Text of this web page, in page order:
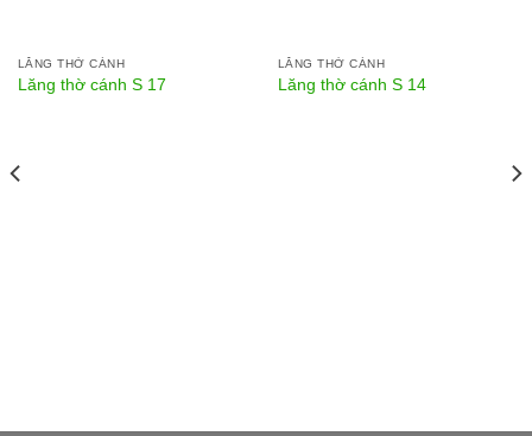
LĂNG THỜ CÁNH
Lăng thờ cánh S 17
LĂNG THỜ CÁNH
Lăng thờ cánh S 14